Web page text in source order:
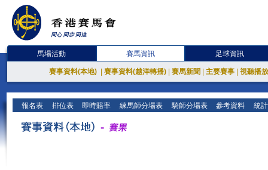
馬場活動 賽馬資訊 足球資訊
賽事資料(本地) 賽事資料(越洋轉播) 賽馬新聞 主要賽事 視聽播
報名表 排位表 即時賠率 練馬師分場表 騎師分場表 參考資料 統